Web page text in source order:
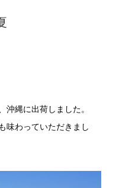
縄に出荷しました。
味わっていただきまし